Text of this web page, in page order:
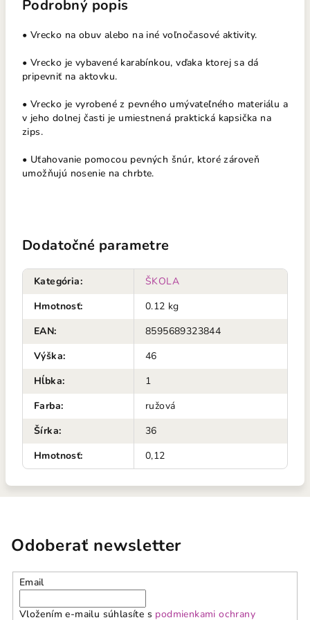
Podrobný popis
• Vrecko na obuv alebo na iné voľnočasové aktivity.
• Vrecko je vybavené karabínkou, vďaka ktorej sa dá
pripevniť na aktovku.
• Vrecko je vyrobené z pevného umývateľného materiálu a
v jeho dolnej časti je umiestnená praktická kapsička na
zips.
• Uťahovanie pomocou pevných šnúr, ktoré zároveň
umožňujú nosenie na chrbte.
Dodatočné parametre
Kategória:
ŠKOLA
Hmotnosť:
0.12 kg
EAN:
8595689323844
Výška:
46
Hĺbka:
1
Farba:
ružová
Šírka:
36
Hmotnosť: 0,12
Odoberať newsletter
Email
Vložením e-mailu súhlasíte s podmienkami ochrany